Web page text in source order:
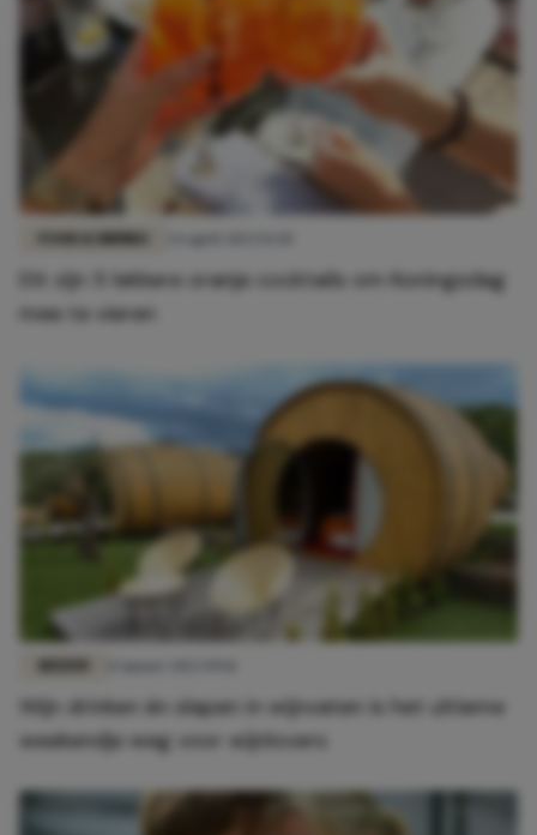
Dit zijn 5 lekkere oranje cocktails om Koningsdag
mee te vieren
REIZEN
Wijn drinken én slapen in wijnvaten is het ultieme
weekendje weg voor wijnlovers